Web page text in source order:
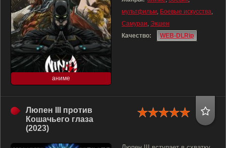
аниме
мультфильм, Боевые искусства,
Самураи, Экшен
Качество:
WEB-DLRip
Люпен III против
Кошачьего глаза
(2023)